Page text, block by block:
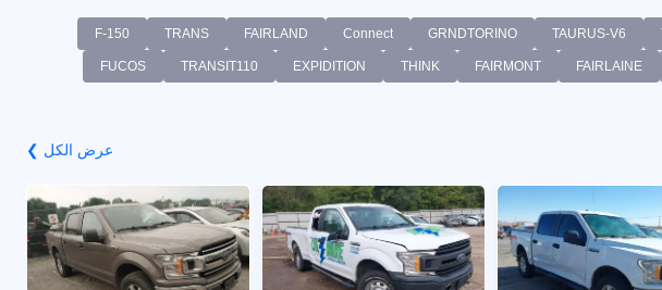
TAURUS-V6
GRNDTORINO
Connect
FAIRLAND
TRANS
F-150
FAIRLAINE
FAIRMONT
THINK
EXPIDITION
TRANSIT110
FUCOS
عرض الكل ❯